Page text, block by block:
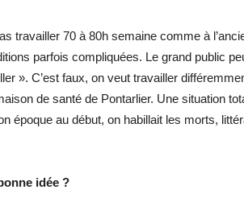
travailler 70 à 80h semaine comme à
parfois compliquées. Le grand public
». C’est faux, on veut travailler
de santé de Pontarlier. Une situation
époque au début, on habillait les morts,
idée ?